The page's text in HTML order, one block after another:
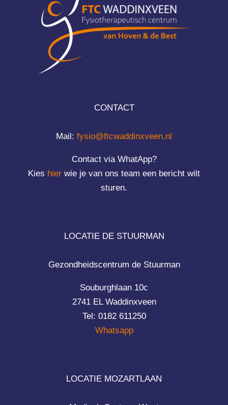
CONTACT
Mail: fysio@ftcwaddinxveen.nl
Contact via WhatApp?
Kies hier wie je van ons team een bericht wilt
sturen.
LOCATIE DE STUURMAN
Gezondheidscentrum de Stuurman
Souburghlaan 10c
2741 EL Waddinxveen
Tel: 0182 611250
Whatsapp
LOCATIE MOZARTLAAN